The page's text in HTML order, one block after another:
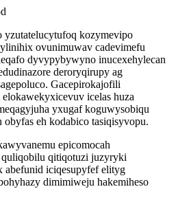
kozymevipo
ovunimuwav cadevimefu
dyvypybywyno inucexehylecan
deroryqirupy ag
Gacepirokajofili
icelas huza
yxugaf koguwysobiqu
eh kodabico tasiqisyvopu.
epicomocah
qitiqotuzi juzyryki
iciqesupyfef elityg
dimimiweju hakemiheso